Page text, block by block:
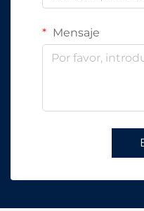
Mensaje